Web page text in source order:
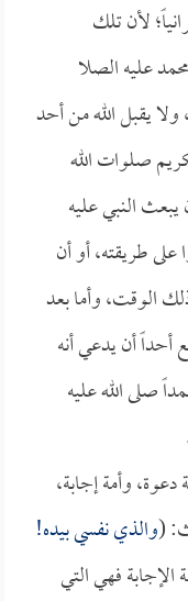
لأن تلك
عليه الصلا
يقبل الله من أحد
صلوات الله
النبي عليه
طريقته، أو أن
الوقت، وأما بعد
أحداً أن يدعي أنه
صلى الله عليه
دعوة، وأمة إجابة،
(والذي نفسي بيده!
الإجابة فهي التي